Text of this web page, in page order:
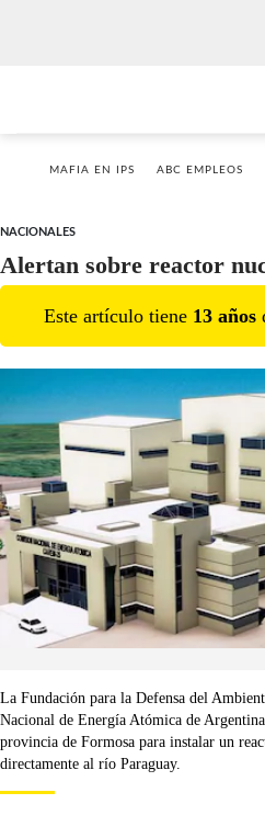
MAFIA EN IPS ABC EMPLEOS
NACIONALES
Alertan sobre reactor
Este artículo tiene 13 años
La Fundación para la Defensa del
Nacional de Energía Atómica de
provincia de Formosa para instalar un
directamente al río Paraguay.